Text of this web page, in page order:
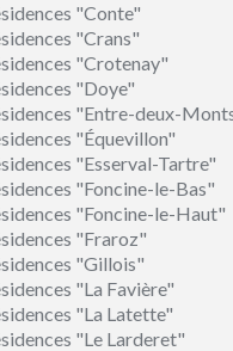
"Conte"
"Crans"
"Crotenay"
"Doye"
"Entre-deux-
"Équevillon"
"Esserval-Tartre"
"Foncine-le-Bas"
"Foncine-le-Haut"
"Fraroz"
"Gillois"
"La Favière"
"La Latette"
"Le Larderet"